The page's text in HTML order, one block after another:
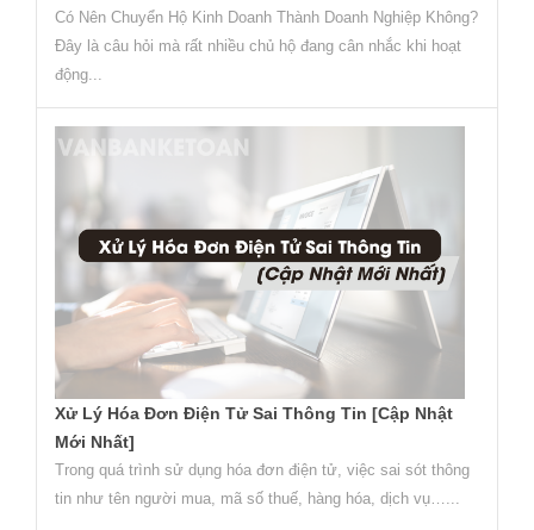
Có Nên Chuyển Hộ Kinh Doanh Thành Doanh Nghiệp Không?
Đây là câu hỏi mà rất nhiều chủ hộ đang cân nhắc khi hoạt
động...
Xử Lý Hóa Đơn Điện Tử Sai Thông Tin [Cập Nhật
Mới Nhất]
Trong quá trình sử dụng hóa đơn điện tử, việc sai sót thông
tin như tên người mua, mã số thuế, hàng hóa, dịch vụ…...